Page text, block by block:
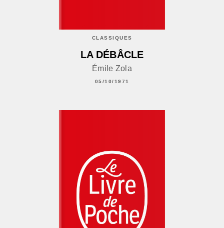
CLASSIQUES
LA DÉBÂCLE
Émile Zola
05/10/1971